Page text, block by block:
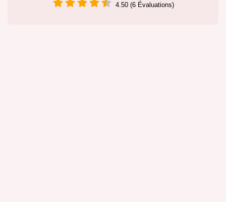
4.50 (6 Évaluations)